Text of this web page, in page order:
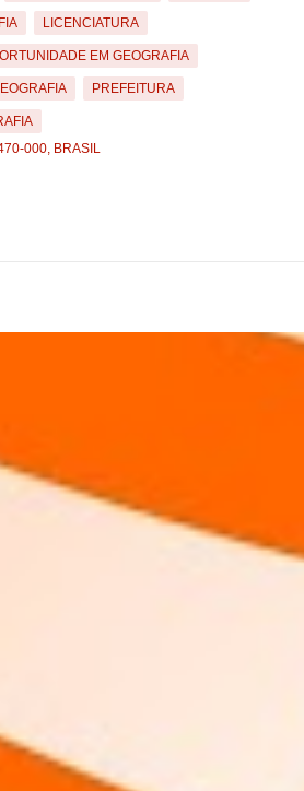
LICENCIATURA
EM GEOGRAFIA
PREFEITURA
000, BRASIL